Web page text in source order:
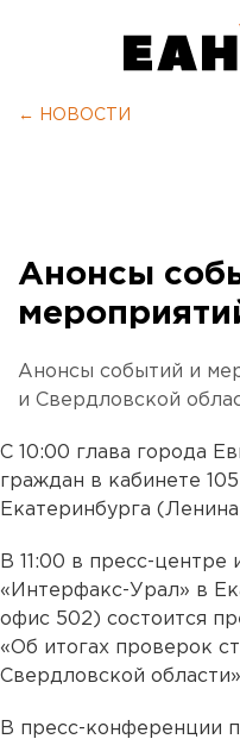
← НОВОСТИ
Анонсы
Анонсы событий и
и Свердловской
С 10:00 глава города
граждан в кабинете
Екатеринбурга
В 11:00 в пресс-центре
«Интерфакс-Урал» в
офис 502) состоится
«Об итогах проверок
Свердловской
В пресс-конференции